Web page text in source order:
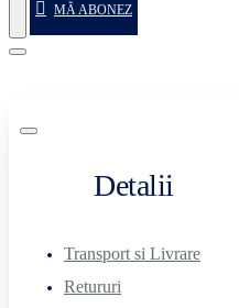
MĂ ABONEZ
Detalii
Transport si Livrare
Retururi